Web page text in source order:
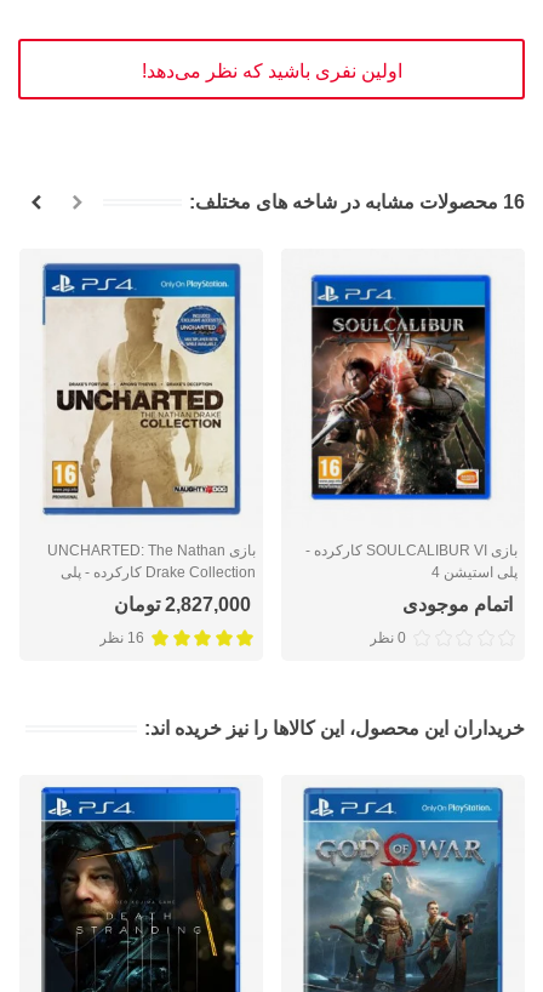
اولین نفری باشید که نظر می‌دهد!
16 محصولات مشابه در شاخه های مختلف:
بازی SOULCALIBUR VI کارکرده -
پلی استیشن 4
اتمام موجودی
0 نظر
بازی UNCHARTED: The Nathan
Drake Collection کارکرده - پلی
استیشن 4
2,827,000 تومان
16 نظر
خریداران این محصول، این کالاها را نیز خریده اند: